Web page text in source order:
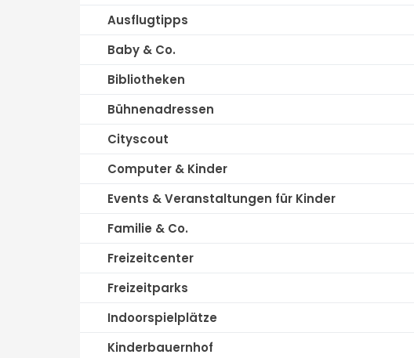
Ausflugtipps
Baby & Co.
Bibliotheken
Bühnenadressen
Cityscout
Computer & Kinder
Events & Veranstaltungen für Kinder
Familie & Co.
Freizeitcenter
Freizeitparks
Indoorspielplätze
Kinderbauernhof